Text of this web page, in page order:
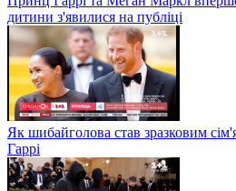
дитини з'явилися на публіці
Як шибайголова став зразковим
Гаррі